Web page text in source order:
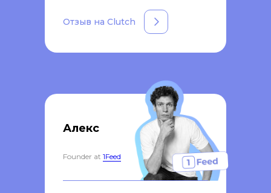
Алекс
Founder at 1Feed
Отзыв на Clutch